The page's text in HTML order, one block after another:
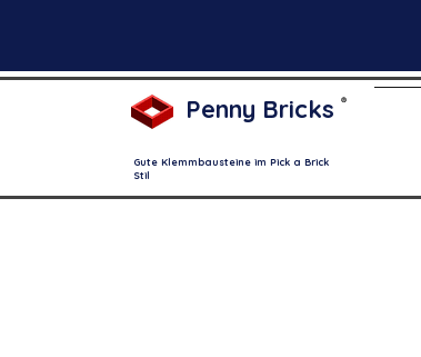
Penny Bricks ®
Gute Klemmbausteine im Pick a Brick
Stil